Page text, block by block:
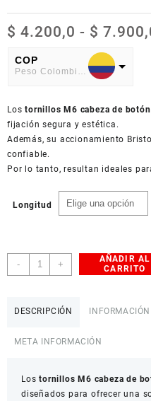
$ 4.200,0 - $
COP
American Dollar
Lostornillos M6 cabeza de
fijación segura y estética.
Además, su accionamiento
confiable.
Por lo tanto, resultan ideales
Longitud
-
Tornillos
Cabeza
X10
cantidad
+
AÑADIR AL
CARRITO
DESCRIPCIÓN
META INFORMACIÓN
Lostornillos M6 cabeza de
diseñados para ofrecer una